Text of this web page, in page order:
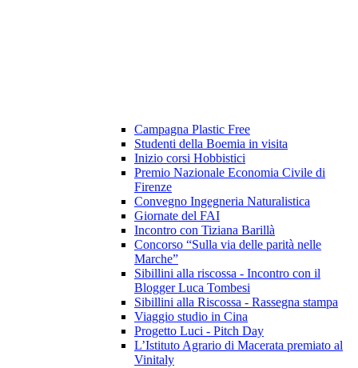
Campagna Plastic Free
Studenti della Boemia in visita
Inizio corsi Hobbistici
Premio Nazionale Economia Civile di
Firenze
Convegno Ingegneria Naturalistica
Giornate del FAI
Incontro con Tiziana Barillà
Concorso “Sulla via delle parità nelle
Marche”
Sibillini alla riscossa - Incontro con il
Blogger Luca Tombesi
Sibillini alla Riscossa - Rassegna stampa
Viaggio studio in Cina
Progetto Luci - Pitch Day
L’Istituto Agrario di Macerata premiato al
Vinitaly